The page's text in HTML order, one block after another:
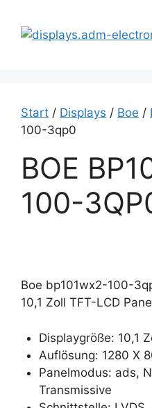
Inhalt
springen
Start / Displays / Boe /
100-3qp0
BOE
100-
Boe bp101wx2-100-
10,1 Zoll TFT-LCD
Displaygröße: 10,1
Auflösung: 1280 X
Panelmodus: ads,
Transmissive